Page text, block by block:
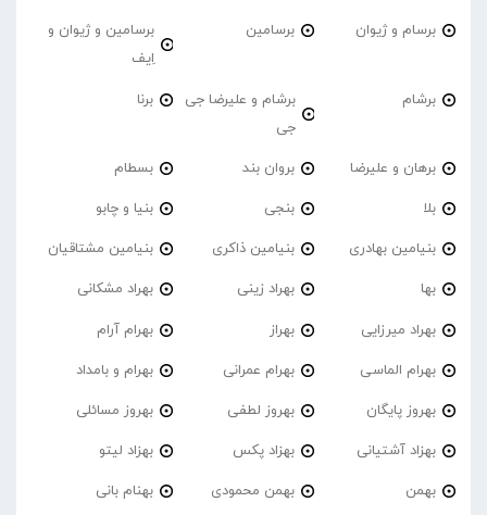
برسام و ژیوان برسامین
برسامین و ژیوان و
اِیف
برشام
برشام و علیرضا جی
جی
برنا
برهان و علیرضا بروان بند بسطام
بلا بنجی بنیا و چابو
بنیامین بهادری بنیامین ذاکری بنیامین مشتاقیان
بها بهراد زینی بهراد مشکانی
بهراد میرزایی بهراز بهرام آرام
بهرام الماسی بهرام عمرانی بهرام و بامداد
بهروز پایگان بهروز لطفی بهروز مسائلی
بهزاد آشتیانی بهزاد پکس بهزاد لیتو
بهمن بهمن محمودی بهنام بانی